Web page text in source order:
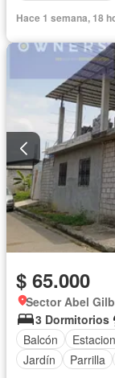
Hace 1 semana, 18
$ 65.000
Sector Abel
3 Dormitorios
Balcón
Jardín
Parrilla